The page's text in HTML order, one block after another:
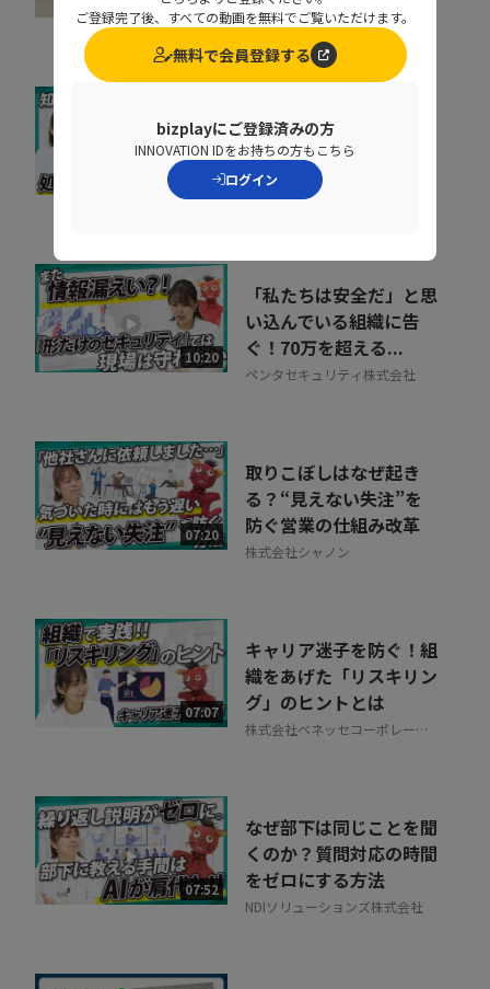
株式会社Brizzy
07:02
基幹データベースのセキ
ュリティを強化するとき
に処理速度を落と...
ペンタセキュリティ株式会社
10:20
「私たちは安全だ」と思
い込んでいる組織に告
ぐ！70万を超える...
ペンタセキュリティ株式会社
07:20
取りこぼしはなぜ起き
る？“見えない失注”を
防ぐ営業の仕組み改革
株式会社シャノン
07:07
キャリア迷子を防ぐ！組
織をあげた「リスキリン
グ」のヒントとは
株式会社ベネッセコーポレーシ
07:52
なぜ部下は同じことを聞
くのか？質問対応の時間
をゼロにする方法
NDIソリューションズ株式会社
ご登録完了後、すべての動画を無料でご覧いただけます。
無料で会員登録する
bizplayにご登録済みの方
INNOVATION IDをお持ちの方もこちら
ログイン